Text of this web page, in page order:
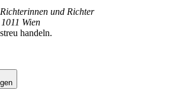
und Richter
1011 Wien
handeln.